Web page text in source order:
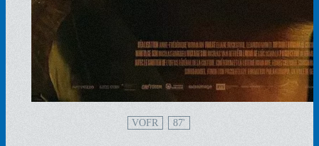
VOFR 87'